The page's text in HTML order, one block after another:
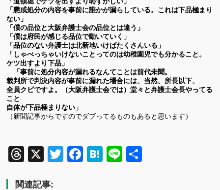
「懲戒処分の内容を事前に誰かが漏らしている。これは下品極まり
ない」
「僕の品位と大阪弁護士会の品位とは違う」
「僕は府民が感じる品位で動いていく」
「品位のない弁護士は北新地いけばたくさんいる」
「しゃべっちゃいけないことってのは幼稚園児でも分かること。
ケツ出すより下品」
「事前に処分内容が漏れるなんてことは前代未聞。
裁判所で判決内容が事前に漏れた場合には、当然、所長以下、
全員クビですよ。（大阪弁護士会では）堂々と弁護士会長やってる
こと
自体が下品極まりない」
（新聞記事からですのでダブってるものもあると思います）
Threads
X TwitterFacebook
Hatena
Line
関連記事: